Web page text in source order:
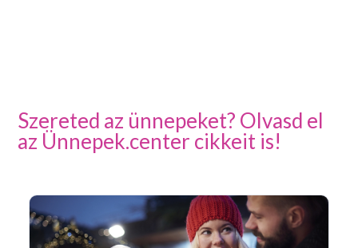
Szereted az ünnepeket? Olvasd el
az Ünnepek.center cikkeit is!